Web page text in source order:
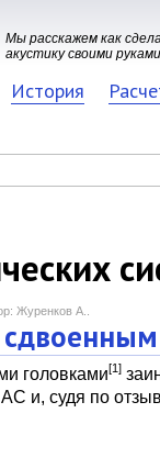
Мы расскажем как
акустику своими руками
История
Журенков А..
головками[1]
и, судя по